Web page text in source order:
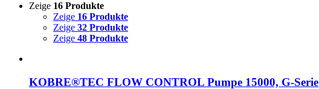
Zeige 16 Produkte
Zeige 16 Produkte
Zeige 32 Produkte
Zeige 48 Produkte
KOBRE®TEC FLOW CONTROL Pumpe 15000, G-Serie